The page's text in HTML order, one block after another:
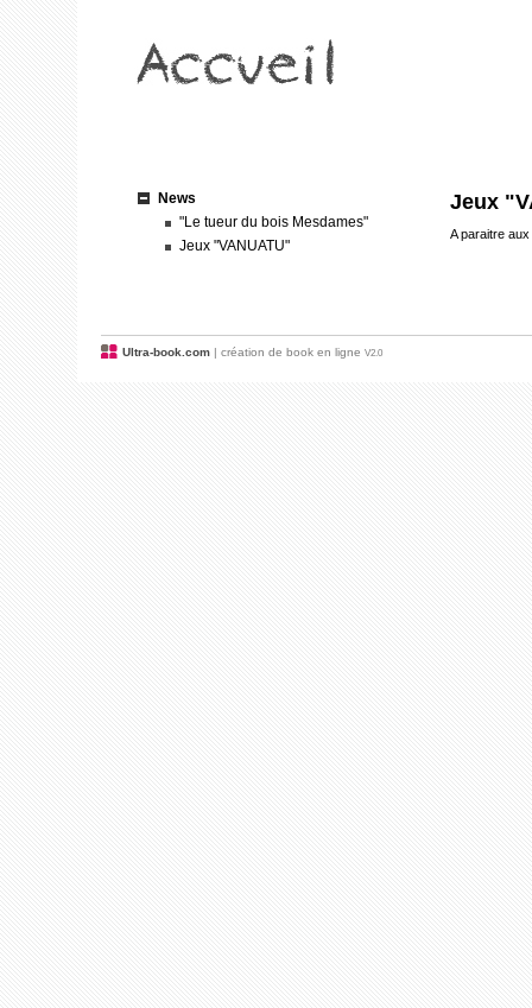
News
"Le tueur du bois Mesdames"
Jeux "VANUATU"
Jeux
A paraitre
Ultra-book.com | création de book en ligne V2.0